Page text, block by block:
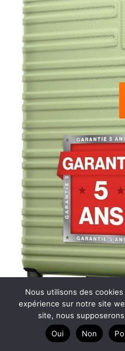
Test de la valise Travely
Nous utilisons des
expérience sur notre site
site, nous
Oui
Non